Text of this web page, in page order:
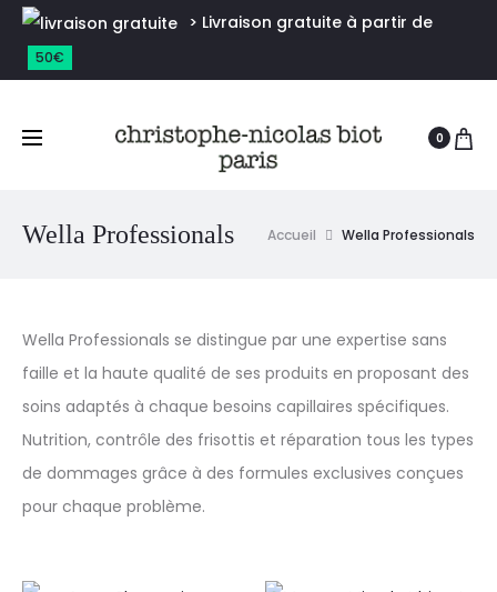
> Livraison gratuite à partir de
50€
0
Wella Professionals Accueil Wella Professionals
Wella Professionals se distingue par une expertise sans
faille et la haute qualité de ses produits en proposant des
soins adaptés à chaque besoins capillaires spécifiques.
Nutrition, contrôle des frisottis et réparation tous les types
de dommages grâce à des formules exclusives conçues
pour chaque problème.